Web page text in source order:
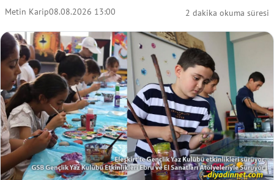
Metin Karip08.08.2026 13:00 2 dakika okuma süresi